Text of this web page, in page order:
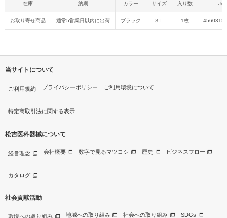
在庫 納期 カラー サイズ 入り数
お取り寄せ商品 通常5営業日以内に出荷 ブラック ３Ｌ 1枚
当サイトについて
ご利用規約 プライバシーポリシー ご利用環境について
特定商取引法に関する表示
松吉医科器械について
経営理念 会社概要 数字で見るマツヨシ 歴史 ビジネスフロー
カタログ
社会貢献活動
環境への取り組み 地域への取り組み 社会への取り組み SDGs